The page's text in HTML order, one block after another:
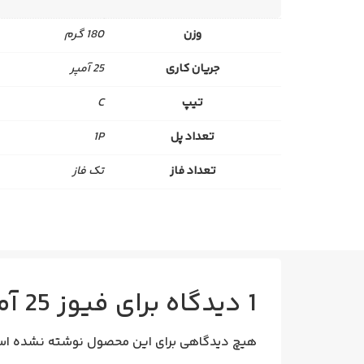
وزن
180 گرم
جریان کاری
25 آمپر
تیپ
C
تعداد پل
1P
تعداد فاز
تک فاز
1 دیدگاه برای فیوز 25 آمپر تیپ C الکتروکاوه تک فاز
هیچ دیدگاهی برای این محصول نوشته نشده